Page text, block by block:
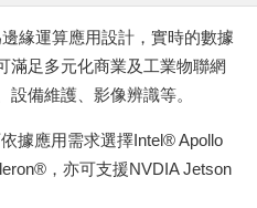
緣運算應用設計，實時的數據
滿足多元化商業及工業物聯網
備維護、影像辨識等。
據應用需求選擇Intel® Apollo
，亦可支援NVDIA Jetson